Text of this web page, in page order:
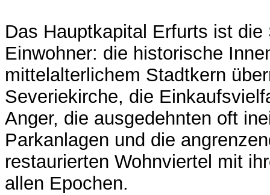
Das Hauptkapital Erfurts ist
Einwohner: die historische
mittelalterlichem Stadtkern
Severiekirche, die
Anger, die ausgedehnten oft
Parkanlagen und die
restaurierten Wohnviertel mit
allen Epochen.